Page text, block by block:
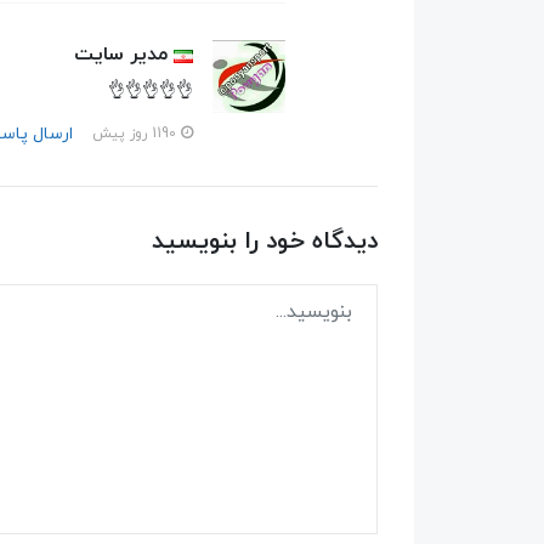
مدیر سایت
👌👌👌👌👌
ارسال
دیدگاه خود را بنویسید